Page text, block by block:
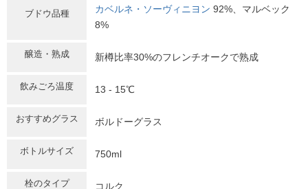
ブドウ品種 カベルネ・ソーヴィニヨン 92%、マルベック
8%
醸造・熟成 新樽比率30%のフレンチオークで熟成
飲みごろ温度 13 - 15℃
おすすめグラス ボルドーグラス
ボトルサイズ 750ml
栓のタイプ コルク